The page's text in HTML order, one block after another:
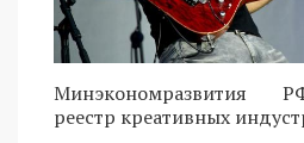
Минэкономразвития
реестр креативных